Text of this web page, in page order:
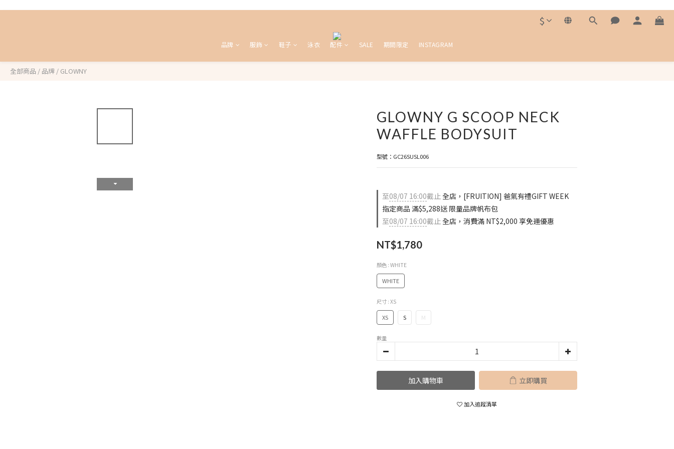
$
品牌 服飾 鞋子 泳衣 配件 SALE 期間限定 INSTAGRAM
全部商品 / 品牌 / GLOWNY
GLOWNY G SCOOP NECK
WAFFLE BODYSUIT
型號：GC26SUSL006
至08/07 16:00截止全店，[FRUITION] 爸氣有禮GIFT WEEK
指定商品 滿$5,288送 限量品牌帆布包
至08/07 16:00截止全店，消費滿 NT$2,000 享免運優惠
NT$1,780
顏色 : WHITE
WHITE
尺寸 : XS
XS S M
數量
加入購物車 立即購買
加入追蹤清單